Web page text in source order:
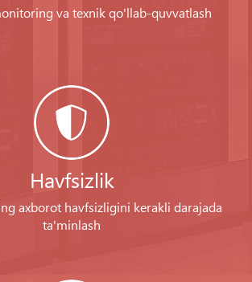
va texnik qo'llab-quvvatlash
Havfsizlik
axborot havfsizligini kerakli darajada
ta'minlash